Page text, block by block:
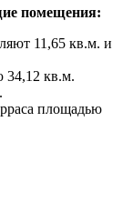
помещения:
11,65 кв.м. и
34,12 кв.м.
площадью